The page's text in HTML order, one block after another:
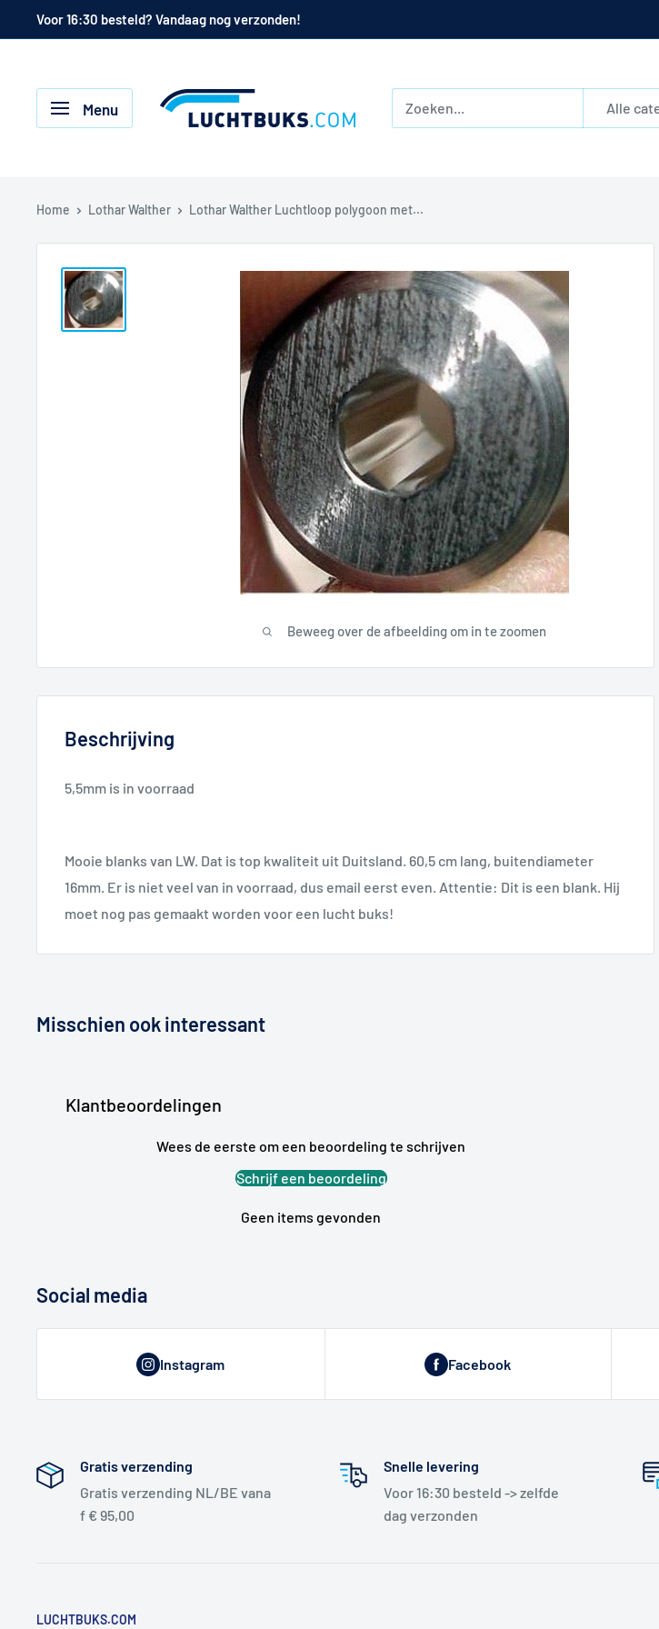
de
Voor 16:30 besteld? Vandaag nog verzonden!
Menu Luchtbuks.com
Alle
Home Lothar Walther Lothar Walther Luchtloop polygoon met...
Beweeg over de afbeelding om in te zoomen
Beschrijving
5,5mm is in voorraad
Mooie blanks van LW. Dat is top kwaliteit uit Duitsland. 60,5 cm lang, buitendiameter
16mm. Er is niet veel van in voorraad, dus email eerst even. Attentie: Dit is een blank. Hij
moet nog pas gemaakt worden voor een lucht buks!
Misschien ook interessant
Klantbeoordelingen
Wees de eerste om een beoordeling te schrijven
Schrijf een beoordeling
Geen items gevonden
Social media
Instagram Facebook
Gratis verzending
Gratis verzending NL/BE vana
f € 95,00
Snelle levering
Voor 16:30 besteld -> zelfde
dag verzonden
LUCHTBUKS.COM